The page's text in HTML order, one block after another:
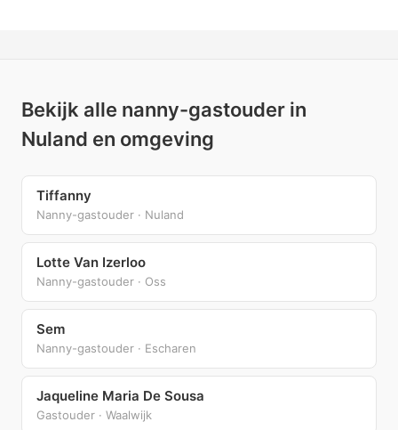
Bekijk alle nanny-gastouder in
Nuland en omgeving
Tiffanny
Nanny-gastouder · Nuland
Lotte Van Izerloo
Nanny-gastouder · Oss
Sem
Nanny-gastouder · Escharen
Jaqueline Maria De Sousa
Gastouder · Waalwijk